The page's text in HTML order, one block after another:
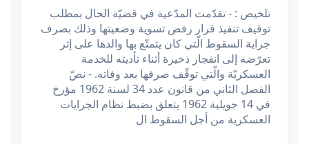
تلخيص : - تقدّمت المدّعية في قضيّة الحال بمطلب
توقيف تنفيذ قرار رفض تسوية وضعيتها وذلك بصرف
جراية السقوط الّتي كان يتمتّع بها والدها على إثر
تعرّضه إلى انفجار ذخيرة أثناء تأديته للخدمة
العسكريّة والّتي توقّف صرفها بعد وفاته. - نصّ
الفصل الثاني من قانون عدد 34 لسنة 1962 مؤرخ
في 14 جويلية 1962 يتعلق بضبط نظام الجرايات
العسكرية من أجل السقوط ال